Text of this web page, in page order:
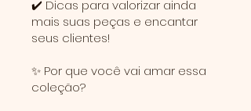
✔️ Dicas para valorizar ainda
mais suas peças e encantar
seus clientes!
✨ Por que você vai amar essa
coleção?